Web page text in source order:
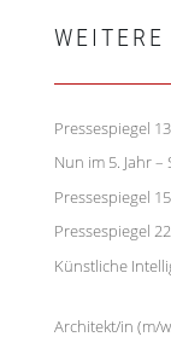
WEITERE
Pressespiegel
Nun im 5. Jahr –
Pressespiegel
Pressespiegel
Künstliche
Architekt/in (m/